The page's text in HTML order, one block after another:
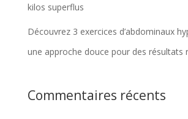
kilos superflus
Découvrez 3 exercices d’abdominaux
une approche douce pour des résultats
Commentaires récents